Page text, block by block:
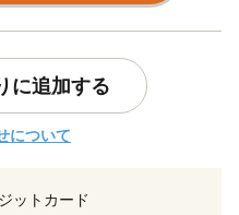
に追加する
について
ットカード